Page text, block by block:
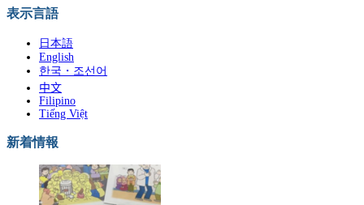
表示言語
日本語
English
한국・조선어
中文
Filipino
Tiếng Việt
新着情報